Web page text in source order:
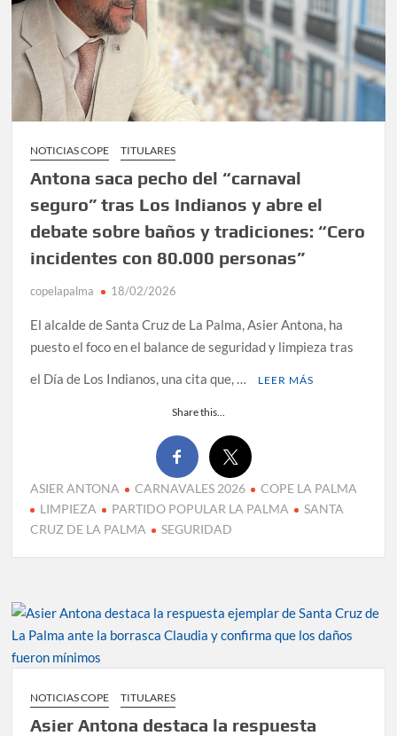
NOTICIAS COPE TITULARES
Antona saca pecho del “carnaval
seguro” tras Los Indianos y abre el
debate sobre baños y tradiciones: “Cero
incidentes con 80.000 personas”
copelapalma 18/02/2026
El alcalde de Santa Cruz de La Palma, Asier Antona, ha
puesto el foco en el balance de seguridad y limpieza tras
el Día de Los Indianos, una cita que, …
LEER MÁS
Share this...
ASIER ANTONA CARNAVALES 2026
COPE LA PALMA
LIMPIEZA
PARTIDO POPULAR LA PALMA
SANTA
CRUZ DE LA PALMA
SEGURIDAD
NOTICIAS COPE TITULARES
Asier Antona destaca la respuesta